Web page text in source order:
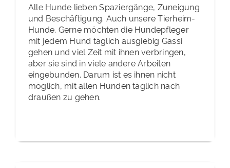
Alle Hunde lieben Spaziergänge, Zuneigung
und Beschäftigung. Auch unsere Tierheim-
Hunde. Gerne möchten die Hundepfleger
mit jedem Hund täglich ausgiebig Gassi
gehen und viel Zeit mit ihnen verbringen,
aber sie sind in viele andere Arbeiten
eingebunden. Darum ist es ihnen nicht
möglich, mit allen Hunden täglich nach
draußen zu gehen.